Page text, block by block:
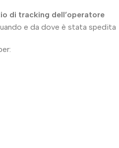
di tracking dell’operatore
e da dove è stata spedita